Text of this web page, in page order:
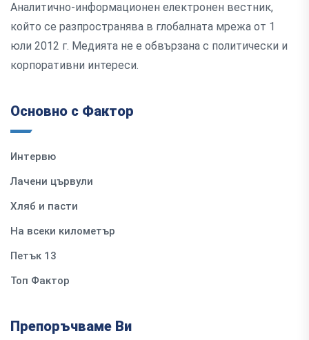
Аналитично-информационен електронен вестник,
който се разпространява в глобалната мрежа от 1
юли 2012 г. Медията не е обвързана с политически и
корпоративни интереси.
Основно с Фактор
Интервю
Лачени цървули
Хляб и пасти
На всеки километър
Петък 13
Топ Фактор
Препоръчваме Ви